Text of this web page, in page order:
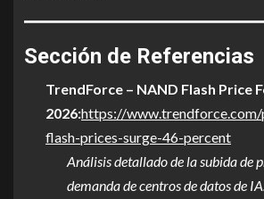
Sección de Referencias
TrendForce – NAND Flash Price
2026:https://
flash-prices-surge-46-percent
Análisis detallado de la subida de
demanda de centros de datos de